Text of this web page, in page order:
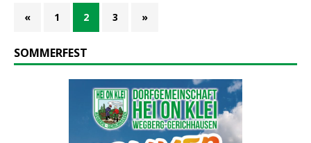
« 1 2 3 »
SOMMERFEST